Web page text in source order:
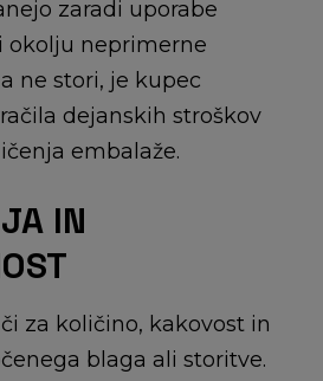
zaradi uporabe
okolju neprimerne
ne stori, je kupec
dejanskih stroškov
embalaže.
IN
za količino, kakovost in
blaga ali storitve.